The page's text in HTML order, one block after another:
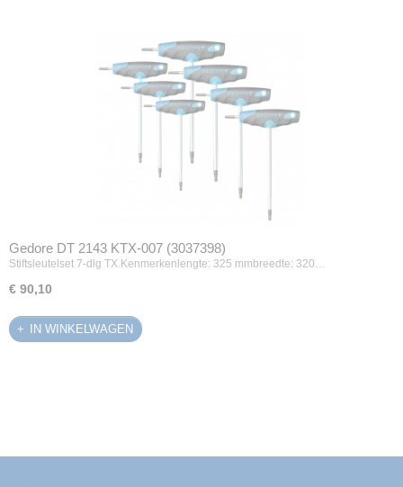
Gedore DT 2143 KTX-007 (3037398)
Stiftsleutelset 7-dlg TX.Kenmerkenlengte: 325 mmbreedte: 320…
€ 90,10
IN WINKELWAGEN